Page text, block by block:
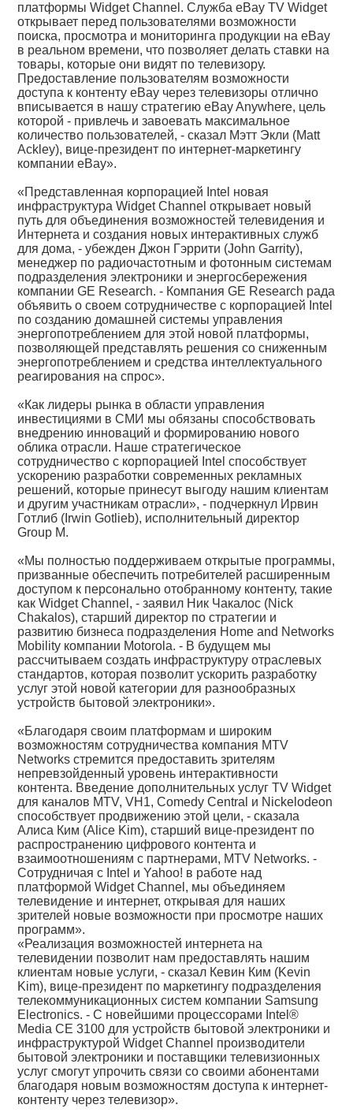
платформы Widget Channel. Служба eBay TV Widget
открывает перед пользователями возможности
поиска, просмотра и мониторинга продукции на eBay
в реальном времени, что позволяет делать ставки на
товары, которые они видят по телевизору.
Предоставление пользователям возможности
доступа к контенту eBay через телевизоры отлично
вписывается в нашу стратегию eBay Anywhere, цель
которой - привлечь и завоевать максимальное
количество пользователей, - сказал Мэтт Экли (Matt
Ackley), вице-президент по интернет-маркетингу
компании eBay».
«Представленная корпорацией Intel новая
инфраструктура Widget Channel открывает новый
путь для объединения возможностей телевидения и
Интернета и создания новых интерактивных служб
для дома, - убежден Джон Гэррити (John Garrity),
менеджер по радиочастотным и фотонным системам
подразделения электроники и энергосбережения
компании GE Research. - Компания GE Research рада
объявить о своем сотрудничестве с корпорацией Intel
по созданию домашней системы управления
энергопотреблением для этой новой платформы,
позволяющей представлять решения со сниженным
энергопотреблением и средства интеллектуального
реагирования на спрос».
«Как лидеры рынка в области управления
инвестициями в СМИ мы обязаны способствовать
внедрению инноваций и формированию нового
облика отрасли. Наше стратегическое
сотрудничество с корпорацией Intel способствует
ускорению разработки современных рекламных
решений, которые принесут выгоду нашим клиентам
и другим участникам отрасли», - подчеркнул Ирвин
Готлиб (Irwin Gotlieb), исполнительный директор
Group M.
«Мы полностью поддерживаем открытые программы,
призванные обеспечить потребителей расширенным
доступом к персонально отобранному контенту, такие
как Widget Channel, - заявил Ник Чакалос (Nick
Chakalos), старший директор по стратегии и
развитию бизнеса подразделения Home and Networks
Mobility компании Motorola. - В будущем мы
рассчитываем создать инфраструктуру отраслевых
стандартов, которая позволит ускорить разработку
услуг этой новой категории для разнообразных
устройств бытовой электроники».
«Благодаря своим платформам и широким
возможностям сотрудничества компания MTV
Networks стремится предоставить зрителям
непревзойденный уровень интерактивности
контента. Введение дополнительных услуг TV Widget
для каналов MTV, VH1, Comedy Central и Nickelodeon
способствует продвижению этой цели, - сказала
Алиса Ким (Alice Kim), старший вице-президент по
распространению цифрового контента и
взаимоотношениям с партнерами, MTV Networks. -
Сотрудничая с Intel и Yahoo! в работе над
платформой Widget Channel, мы объединяем
телевидение и интернет, открывая для наших
зрителей новые возможности при просмотре наших
программ».
«Реализация возможностей интернета на
телевидении позволит нам предоставлять нашим
клиентам новые услуги, - сказал Кевин Ким (Kevin
Kim), вице-президент по маркетингу подразделения
телекоммуникационных систем компании Samsung
Electronics. - С новейшими процессорами Intel®
Media CE 3100 для устройств бытовой электроники и
инфраструктурой Widget Channel производители
бытовой электроники и поставщики телевизионных
услуг смогут упрочить связи со своими абонентами
благодаря новым возможностям доступа к интернет-
контенту через телевизор».